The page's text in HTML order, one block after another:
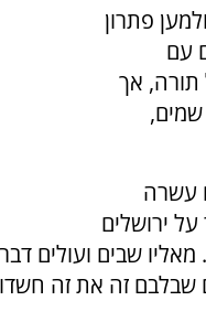
פתרון
עם
תורה, אך
עשרה
ירושלים
שבים ועולים
זה את זה